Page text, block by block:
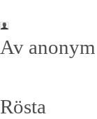
Av
Rösta